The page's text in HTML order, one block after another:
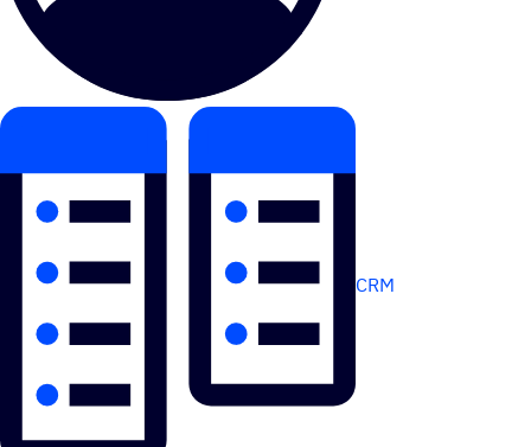
CRM